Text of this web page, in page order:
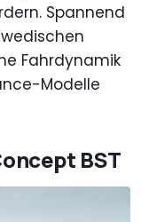
Spannend
Fahrdynamik
Modelle
BST